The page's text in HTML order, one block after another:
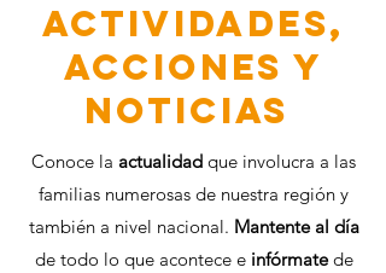
ACTIVIDADES,
ACCIONES Y
NOTICIAS
Conoce la actualidad que involucra a las
familias numerosas de nuestra región y
también a nivel nacional. Mantente al día
de todo lo que acontece e infórmatede